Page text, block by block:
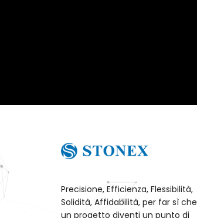
Precisione, Efficienza, Flessibilità,
Solidità, Affidabilità, per far sì che
un progetto diventi un punto di